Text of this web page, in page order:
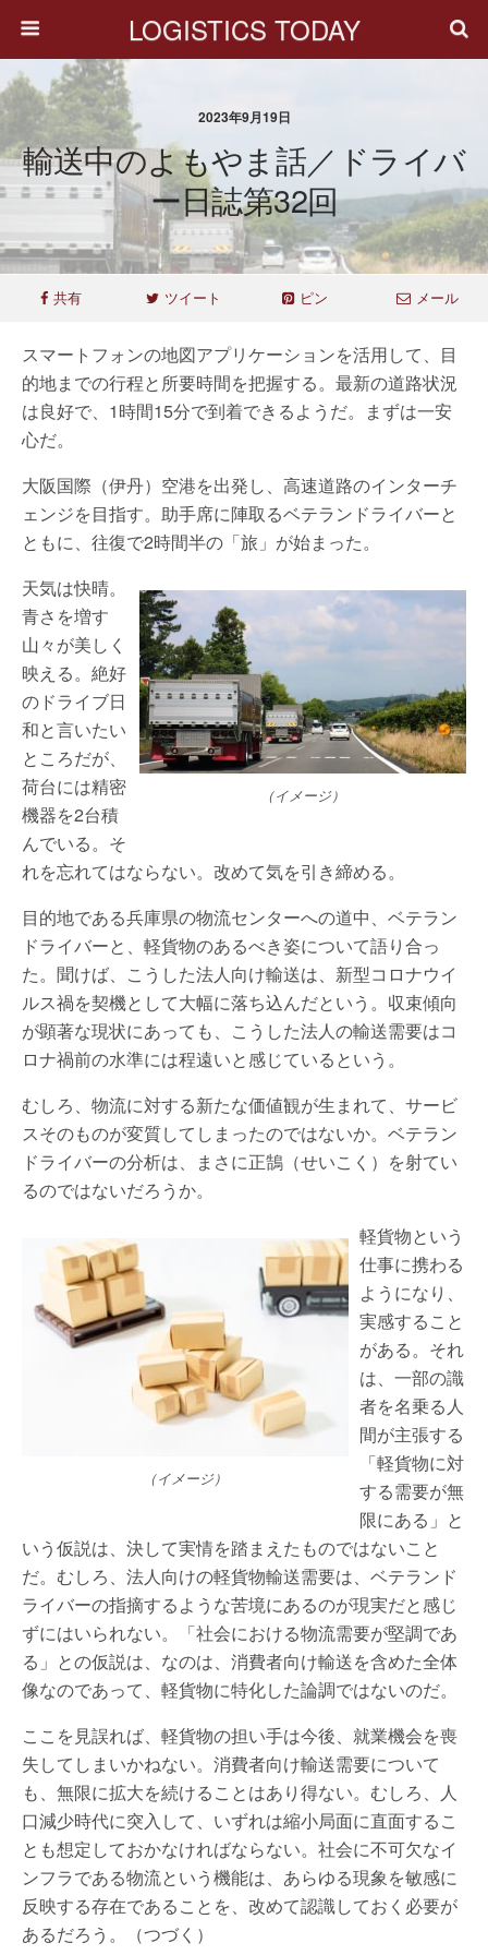
LOGISTICS TODAY
2023年9月19日
輸送中のよもやま話／ドライバ
ー日誌第32回
共有 ツイート ピン メール
スマートフォンの地図アプリケーションを活用して、目
的地までの行程と所要時間を把握する。最新の道路状況
は良好で、1時間15分で到着できるようだ。まずは一安
心だ。
大阪国際（伊丹）空港を出発し、高速道路のインターチ
ェンジを目指す。助手席に陣取るベテランドライバーと
ともに、往復で2時間半の「旅」が始まった。
（イメージ）
天気は快晴。
青さを増す
山々が美しく
映える。絶好
のドライブ日
和と言いたい
ところだが、
荷台には精密
機器を2台積
んでいる。そ
れを忘れてはならない。改めて気を引き締める。
目的地である兵庫県の物流センターへの道中、ベテラン
ドライバーと、軽貨物のあるべき姿について語り合っ
た。聞けば、こうした法人向け輸送は、新型コロナウイ
ルス禍を契機として大幅に落ち込んだという。収束傾向
が顕著な現状にあっても、こうした法人の輸送需要はコ
ロナ禍前の水準には程遠いと感じているという。
むしろ、物流に対する新たな価値観が生まれて、サービ
スそのものが変質してしまったのではないか。ベテラン
ドライバーの分析は、まさに正鵠（せいこく）を射てい
るのではないだろうか。
（イメージ）
軽貨物という
仕事に携わる
ようになり、
実感すること
がある。それ
は、一部の識
者を名乗る人
間が主張する
「軽貨物に対
する需要が無
限にある」と
いう仮説は、決して実情を踏まえたものではないこと
だ。むしろ、法人向けの軽貨物輸送需要は、ベテランド
ライバーの指摘するような苦境にあるのが現実だと感じ
ずにはいられない。「社会における物流需要が堅調であ
る」との仮説は、なのは、消費者向け輸送を含めた全体
像なのであって、軽貨物に特化した論調ではないのだ。
ここを見誤れば、軽貨物の担い手は今後、就業機会を喪
失してしまいかねない。消費者向け輸送需要について
も、無限に拡大を続けることはあり得ない。むしろ、人
口減少時代に突入して、いずれは縮小局面に直面するこ
とも想定しておかなければならない。社会に不可欠なイ
ンフラである物流という機能は、あらゆる現象を敏感に
反映する存在であることを、改めて認識しておく必要が
あるだろう。（つづく）